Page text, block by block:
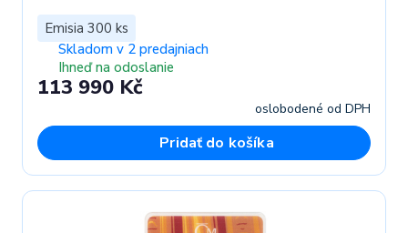
Emisia 300 ks
Skladom v 2 predajniach
Ihneď na odoslanie
113 990 Kč
oslobodené od DPH
Pridať do košíka